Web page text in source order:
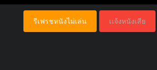
เเจ้งหนังเสีย
รีเฟรชหนังไม่เล่น